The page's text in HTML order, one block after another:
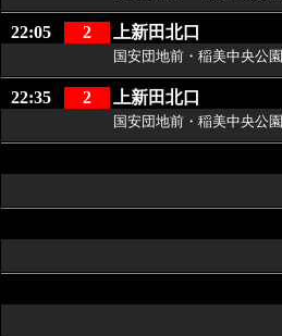
22:05 2 上新田北口
国安団地前・稲美中央公園
22:35 2 上新田北口
国安団地前・稲美中央公園